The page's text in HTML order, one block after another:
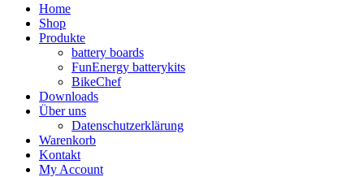
Home
Shop
Produkte
battery boards
FunEnergy batterykits
BikeChef
Downloads
Über uns
Datenschutzerklärung
Warenkorb
Kontakt
My Account